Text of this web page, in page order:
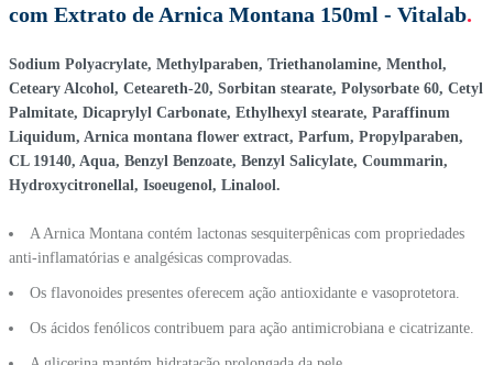
com Extrato de Arnica Montana 150ml - Vitalab.
Sodium Polyacrylate, Methylparaben, Triethanolamine, Menthol,
Ceteary Alcohol, Ceteareth-20, Sorbitan stearate, Polysorbate 60, Cetyl
Palmitate, Dicaprylyl Carbonate, Ethylhexyl stearate, Paraffinum
Liquidum, Arnica montana flower extract, Parfum, Propylparaben,
CL 19140, Aqua, Benzyl Benzoate, Benzyl Salicylate, Coummarin,
Hydroxycitronellal, Isoeugenol, Linalool.
A Arnica Montana contém lactonas sesquiterpênicas com propriedades
anti-inflamatórias e analgésicas comprovadas.
Os flavonoides presentes oferecem ação antioxidante e vasoprotetora.
Os ácidos fenólicos contribuem para ação antimicrobiana e cicatrizante.